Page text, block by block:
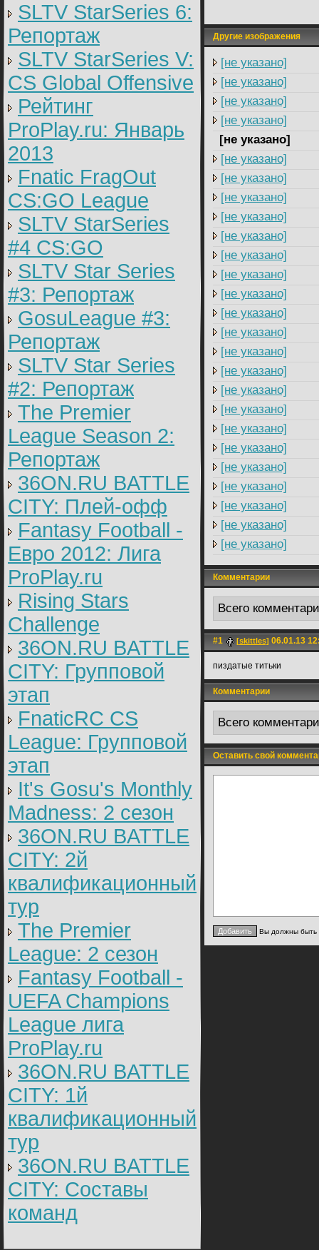
SLTV StarSeries 6:
Репортаж
SLTV StarSeries V:
CS Global Offensive
Рейтинг
ProPlay.ru: Январь
2013
Fnatic FragOut
CS:GO League
SLTV StarSeries
#4 CS:GO
SLTV Star Series
#3: Репортаж
GosuLeague #3:
Репортаж
SLTV Star Series
#2: Репортаж
The Premier
League Season 2:
Репортаж
36ON.RU BATTLE
CITY: Плей-офф
Fantasy Football -
Евро 2012: Лига
ProPlay.ru
Rising Stars
Challenge
36ON.RU BATTLE
CITY: Групповой
этап
FnaticRC CS
League: Групповой
этап
It's Gosu's Monthly
Madness: 2 сезон
36ON.RU BATTLE
CITY: 2й
квалификационный
тур
The Premier
League: 2 cезон
Fantasy Football -
UEFA Champions
League лига
ProPlay.ru
36ON.RU BATTLE
CITY: 1й
квалификационный
тур
36ON.RU BATTLE
CITY: Составы
команд
Другие изображения
[не указано]
[не указано]
[не указано]
[не указано]
[не указано]
[не указано]
[не указано]
[не указано]
[не указано]
[не указано]
[не указано]
[не указано]
[не указано]
[не указано]
[не указано]
[не указано]
[не указано]
[не указано]
[не указано]
[не указано]
[не указано]
[не указано]
[не указано]
[не указано]
[не указано]
[не указано]
Комментарии
Всего
#1 [skittles] 06.01.13
пиздатые титьки
Комментарии
Всего
Оставить свой
Вы должны быть